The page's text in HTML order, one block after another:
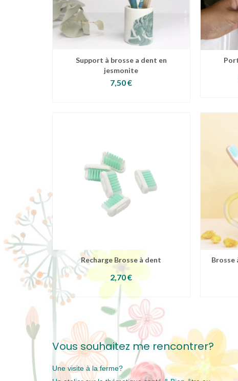
Support à brosse a dent en
jesmonite
7,50€
Recharge Brosse à dent
2,70€
AJOUTER AU PANIER
Brosse
Vous souhaitez me rencontrer?
Une visite à la ferme?